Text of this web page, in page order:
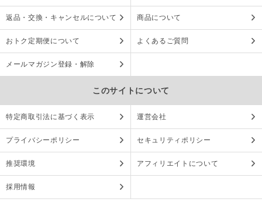
返品・交換・キャンセルについて 商品について
おトク定期便について よくあるご質問
メールマガジン登録・解除
このサイトについて
特定商取引法に基づく表示 運営会社
プライバシーポリシー セキュリティポリシー
推奨環境 アフィリエイトについて
採用情報